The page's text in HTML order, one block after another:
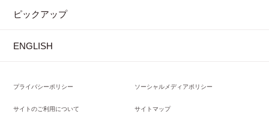
ピックアップ
ENGLISH
プライバシーポリシー ソーシャルメディアポリシー
サイトのご利用について サイトマップ